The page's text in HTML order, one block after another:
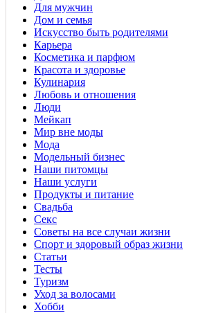
Для мужчин
Дом и семья
Искусство быть родителями
Карьера
Косметика и парфюм
Красота и здоровье
Кулинария
Любовь и отношения
Люди
Мейкап
Мир вне моды
Мода
Модельный бизнес
Наши питомцы
Наши услуги
Продукты и питание
Свадьба
Секс
Советы на все случаи жизни
Спорт и здоровый образ жизни
Статьи
Тесты
Туризм
Уход за волосами
Хобби